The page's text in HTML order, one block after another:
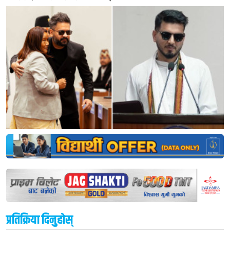
प्रतिक्रिया दिनुहोस्